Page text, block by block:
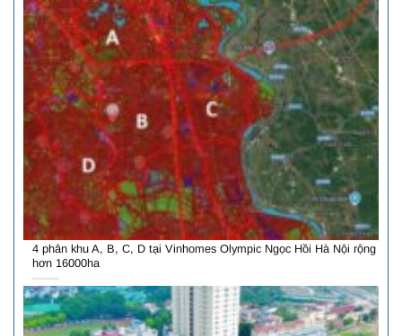
4 phân khu A, B, C, D tại Vinhomes Olympic Ngọc Hồi Hà Nội rộng
hơn 16000ha